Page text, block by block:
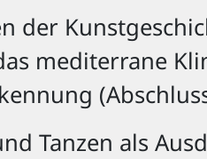
der
mediterrane
Tanzen als